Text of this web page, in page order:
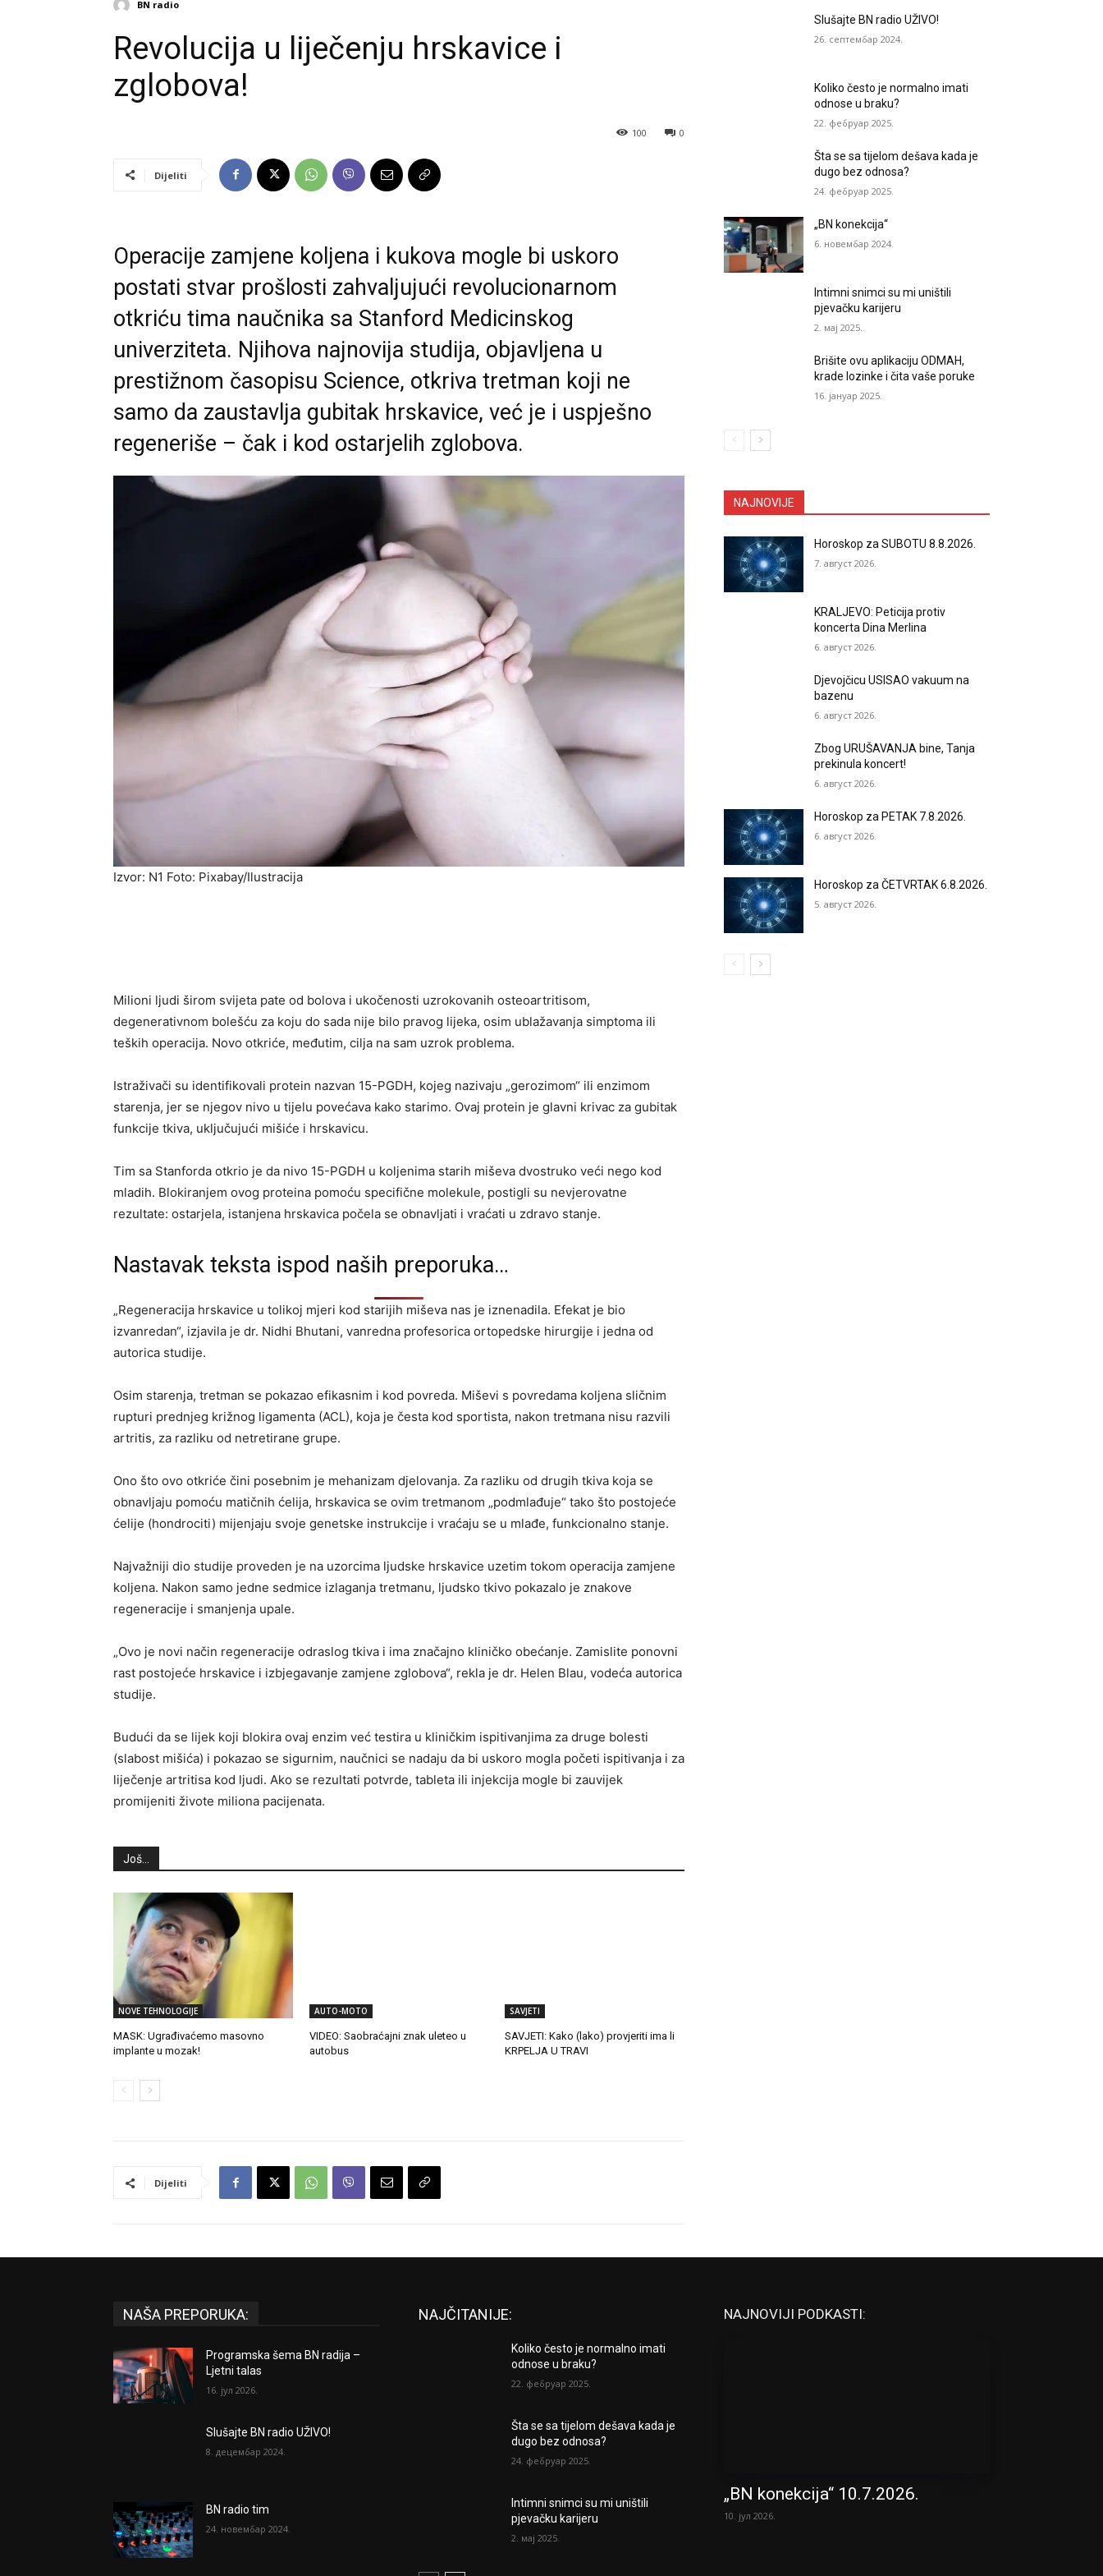
BN radio
Revolucija u liječenju hrskavice i
zglobova!
0
100
Dijeliti
Operacije zamjene koljena i kukova mogle bi uskoro
postati stvar prošlosti zahvaljujući revolucionarnom
otkriću tima naučnika sa Stanford Medicinskog
univerziteta. Njihova najnovija studija, objavljena u
prestižnom časopisu Science, otkriva tretman koji ne
samo da zaustavlja gubitak hrskavice, već je i uspješno
regeneriše – čak i kod ostarjelih zglobova.
Izvor: N1 Foto: Pixabay/Ilustracija
Milioni ljudi širom svijeta pate od bolova i ukočenosti uzrokovanih osteoartritisom,
degenerativnom bolešću za koju do sada nije bilo pravog lijeka, osim ublažavanja simptoma ili
teških operacija. Novo otkriće, međutim, cilja na sam uzrok problema.
Istraživači su identifikovali protein nazvan 15-PGDH, kojeg nazivaju „gerozimom“ ili enzimom
starenja, jer se njegov nivo u tijelu povećava kako starimo. Ovaj protein je glavni krivac za gubitak
funkcije tkiva, uključujući mišiće i hrskavicu.
Tim sa Stanforda otkrio je da nivo 15-PGDH u koljenima starih miševa dvostruko veći nego kod
mladih. Blokiranjem ovog proteina pomoću specifične molekule, postigli su nevjerovatne
rezultate: ostarjela, istanjena hrskavica počela se obnavljati i vraćati u zdravo stanje.
Nastavak teksta ispod naših preporuka…
„Regeneracija hrskavice u tolikoj mjeri kod starijih miševa nas je iznenadila. Efekat je bio
izvanredan“, izjavila je dr. Nidhi Bhutani, vanredna profesorica ortopedske hirurgije i jedna od
autorica studije.
Osim starenja, tretman se pokazao efikasnim i kod povreda. Miševi s povredama koljena sličnim
rupturi prednjeg križnog ligamenta (ACL), koja je česta kod sportista, nakon tretmana nisu razvili
artritis, za razliku od netretirane grupe.
Ono što ovo otkriće čini posebnim je mehanizam djelovanja. Za razliku od drugih tkiva koja se
obnavljaju pomoću matičnih ćelija, hrskavica se ovim tretmanom „podmlađuje“ tako što postojeće
ćelije (hondrociti) mijenjaju svoje genetske instrukcije i vraćaju se u mlađe, funkcionalno stanje.
Najvažniji dio studije proveden je na uzorcima ljudske hrskavice uzetim tokom operacija zamjene
koljena. Nakon samo jedne sedmice izlaganja tretmanu, ljudsko tkivo pokazalo je znakove
regeneracije i smanjenja upale.
„Ovo je novi način regeneracije odraslog tkiva i ima značajno kliničko obećanje. Zamislite ponovni
rast postojeće hrskavice i izbjegavanje zamjene zglobova“, rekla je dr. Helen Blau, vodeća autorica
studije.
Budući da se lijek koji blokira ovaj enzim već testira u kliničkim ispitivanjima za druge bolesti
(slabost mišića) i pokazao se sigurnim, naučnici se nadaju da bi uskoro mogla početi ispitivanja i za
liječenje artritisa kod ljudi. Ako se rezultati potvrde, tableta ili injekcija mogle bi zauvijek
promijeniti živote miliona pacijenata.
Još...
NOVE TEHNOLOGIJE
MASK: Ugrađivaćemo masovno
implante u mozak!
AUTO-MOTO
VIDEO: Saobraćajni znak uleteo u
autobus
SAVJETI
SAVJETI: Kako (lako) provjeriti ima li
KRPELJA U TRAVI
Dijeliti
Slušajte BN radio UŽIVO!
26. септембар 2024.
Koliko često je normalno imati
odnose u braku?
22. фебруар 2025.
Šta se sa tijelom dešava kada je
dugo bez odnosa?
24. фебруар 2025.
„BN konekcija“
6. новембар 2024.
Intimni snimci su mi uništili
pjevačku karijeru
2. мај 2025.
Brišite ovu aplikaciju ODMAH,
krade lozinke i čita vaše poruke
16. јануар 2025.
NAJNOVIJE
Horoskop za SUBOTU 8.8.2026.
7. август 2026.
KRALJEVO: Peticija protiv
koncerta Dina Merlina
6. август 2026.
Djevojčicu USISAO vakuum na
bazenu
6. август 2026.
Zbog URUŠAVANJA bine, Tanja
prekinula koncert!
6. август 2026.
Horoskop za PETAK 7.8.2026.
6. август 2026.
Horoskop za ČETVRTAK 6.8.2026.
5. август 2026.
NAŠA PREPORUKA:
Programska šema BN radija –
Ljetni talas
16. јул 2026.
Slušajte BN radio UŽIVO!
8. децембар 2024.
BN radio tim
24. новембар 2024.
NAJČITANIJE:
Koliko često je normalno imati
odnose u braku?
22. фебруар 2025.
Šta se sa tijelom dešava kada je
dugo bez odnosa?
24. фебруар 2025.
Intimni snimci su mi uništili
pjevačku karijeru
2. мај 2025.
NAJNOVIJI PODKASTI:
„BN konekcija“ 10.7.2026.
10. јул 2026.